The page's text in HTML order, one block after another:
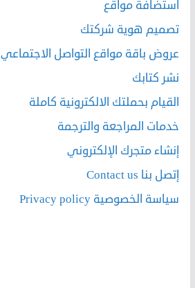
استضافة مواقع
تصميم هوية شركتك
عروض باقة مواقع التواصل الاجتماعي
نشر كتابك
القيام بحملتك الالكترونية كاملة
خدمات المراجعة والترجمة
إنشاء متجرك الإلكتروني
إتصل بنا Contact us
سياسة الخصوصية Privacy policy